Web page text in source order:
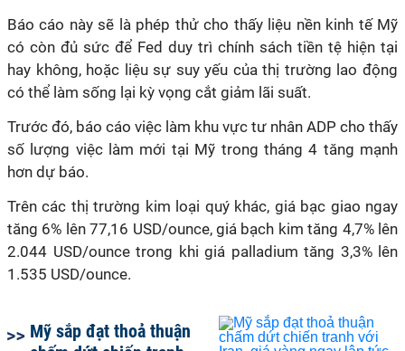
Báo cáo này sẽ là phép thử cho thấy liệu nền kinh tế Mỹ
có còn đủ sức để Fed duy trì chính sách tiền tệ hiện tại
hay không, hoặc liệu sự suy yếu của thị trường lao động
có thể làm sống lại kỳ vọng cắt giảm lãi suất.
Trước đó, báo cáo việc làm khu vực tư nhân ADP cho thấy
số lượng việc làm mới tại Mỹ trong tháng 4 tăng mạnh
hơn dự báo.
Trên các thị trường kim loại quý khác, giá bạc giao ngay
tăng 6% lên 77,16 USD/ounce, giá bạch kim tăng 4,7% lên
2.044 USD/ounce trong khi giá palladium tăng 3,3% lên
1.535 USD/ounce.
Mỹ sắp đạt thoả thuận